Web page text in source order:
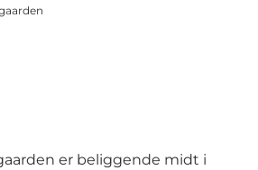
er beliggende midt i